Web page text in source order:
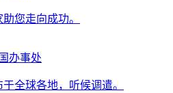
您走向成功。
办事处
全球各地，听候调遣。